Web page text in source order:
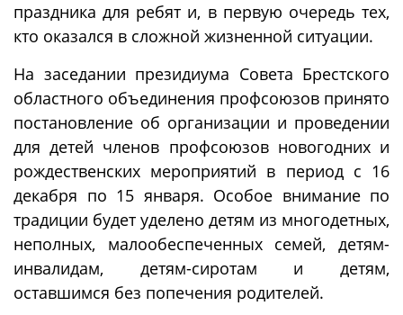
праздника для ребят и, в первую очередь тех,
кто оказался в сложной жизненной ситуации.
На заседании президиума Совета Брестского
областного объединения профсоюзов принято
постановление об организации и проведении
для детей членов профсоюзов новогодних и
рождественских мероприятий в период с 16
декабря по 15 января. Особое внимание по
традиции будет уделено детям из многодетных,
неполных, малообеспеченных семей, детям-
инвалидам, детям-сиротам и детям,
оставшимся без попечения родителей.